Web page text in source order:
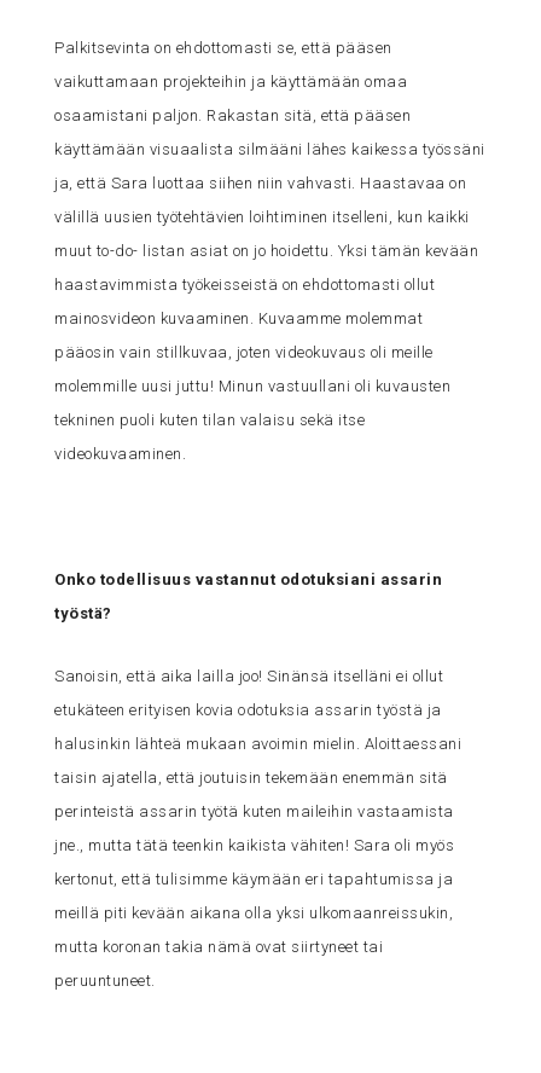
Palkitsevinta on ehdottomasti se, että pääsen
vaikuttamaan projekteihin ja käyttämään omaa
osaamistani paljon. Rakastan sitä, että pääsen
käyttämään visuaalista silmääni lähes kaikessa työssäni
ja, että Sara luottaa siihen niin vahvasti. Haastavaa on
välillä uusien työtehtävien loihtiminen itselleni, kun kaikki
muut to-do- listan asiat on jo hoidettu. Yksi tämän kevään
haastavimmista työkeisseistä on ehdottomasti ollut
mainosvideon kuvaaminen. Kuvaamme molemmat
pääosin vain stillkuvaa, joten videokuvaus oli meille
molemmille uusi juttu! Minun vastuullani oli kuvausten
tekninen puoli kuten tilan valaisu sekä itse
videokuvaaminen.
Onko todellisuus vastannut odotuksiani assarin
työstä?
Sanoisin, että aika lailla joo! Sinänsä itselläni ei ollut
etukäteen erityisen kovia odotuksia assarin työstä ja
halusinkin lähteä mukaan avoimin mielin. Aloittaessani
taisin ajatella, että joutuisin tekemään enemmän sitä
perinteistä assarin työtä kuten maileihin vastaamista
jne., mutta tätä teenkin kaikista vähiten! Sara oli myös
kertonut, että tulisimme käymään eri tapahtumissa ja
meillä piti kevään aikana olla yksi ulkomaanreissukin,
mutta koronan takia nämä ovat siirtyneet tai
peruuntuneet.